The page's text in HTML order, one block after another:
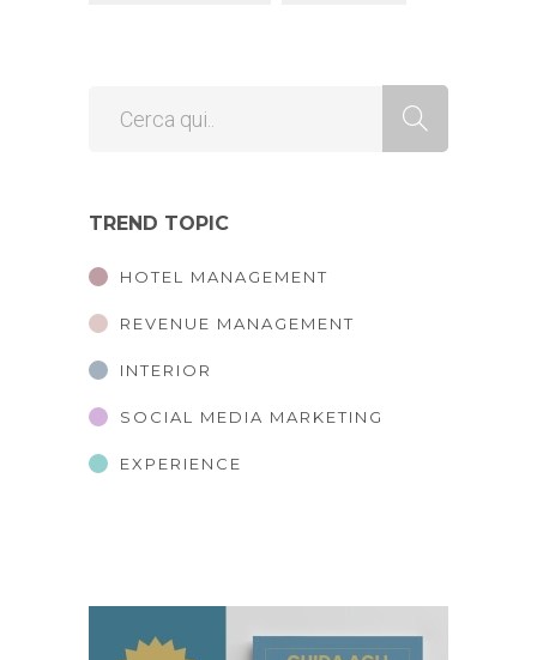
TREND TOPIC
HOTEL MANAGEMENT
REVENUE MANAGEMENT
INTERIOR
SOCIAL MEDIA MARKETING
EXPERIENCE